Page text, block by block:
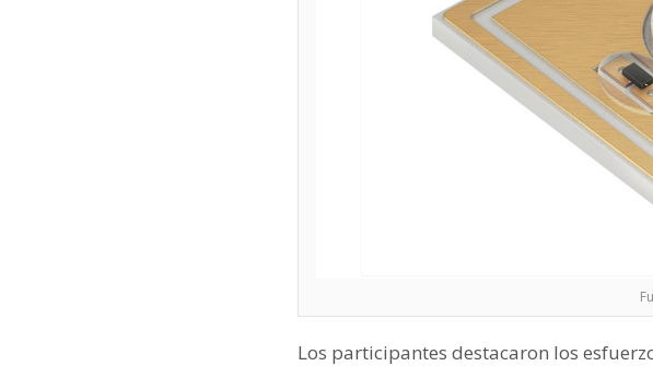
Los participantes destacaron los